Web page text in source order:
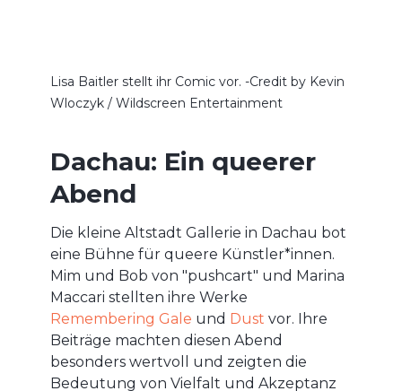
Lisa Baitler stellt ihr Comic vor. -Credit by Kevin
Wloczyk / Wildscreen Entertainment
Dachau: Ein queerer
Abend
Die kleine Altstadt Gallerie in Dachau bot
eine Bühne für queere Künstler*innen.
Mim und Bob von "pushcart" und Marina
Maccari stellten ihre Werke
Remembering Gale und Dust vor. Ihre
Beiträge machten diesen Abend
besonders wertvoll und zeigten die
Bedeutung von Vielfalt und Akzeptanz